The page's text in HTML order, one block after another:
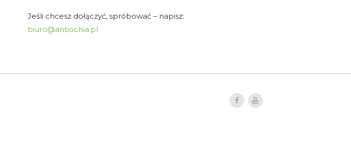
Jeśli chcesz dołączyć, spróbować – napisz:
biuro@antiochia.pl